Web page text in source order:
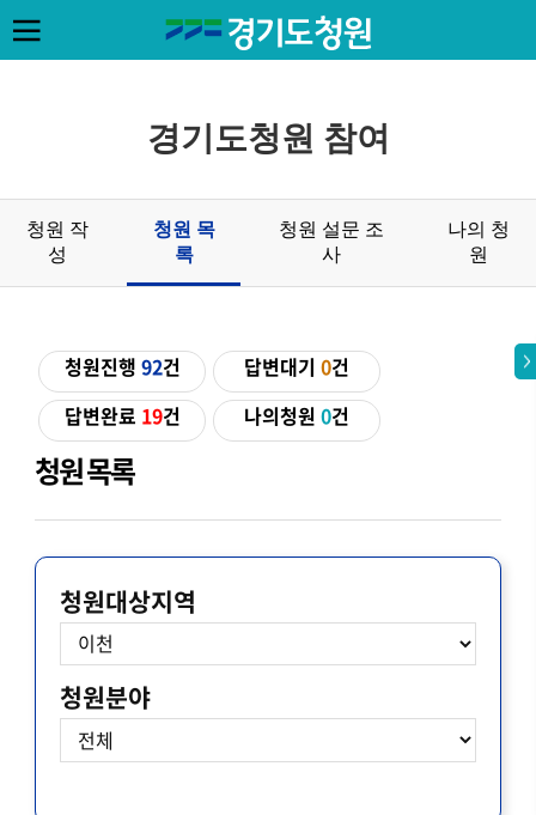
경기도청원 참여
청원 작
성
청원 목
록
청원 설문 조
사
나의 청
원
청원 목록
청원진행 92건 답변대기0건
답변완료 19건 나의청원0건
청원대상지역
청원분야